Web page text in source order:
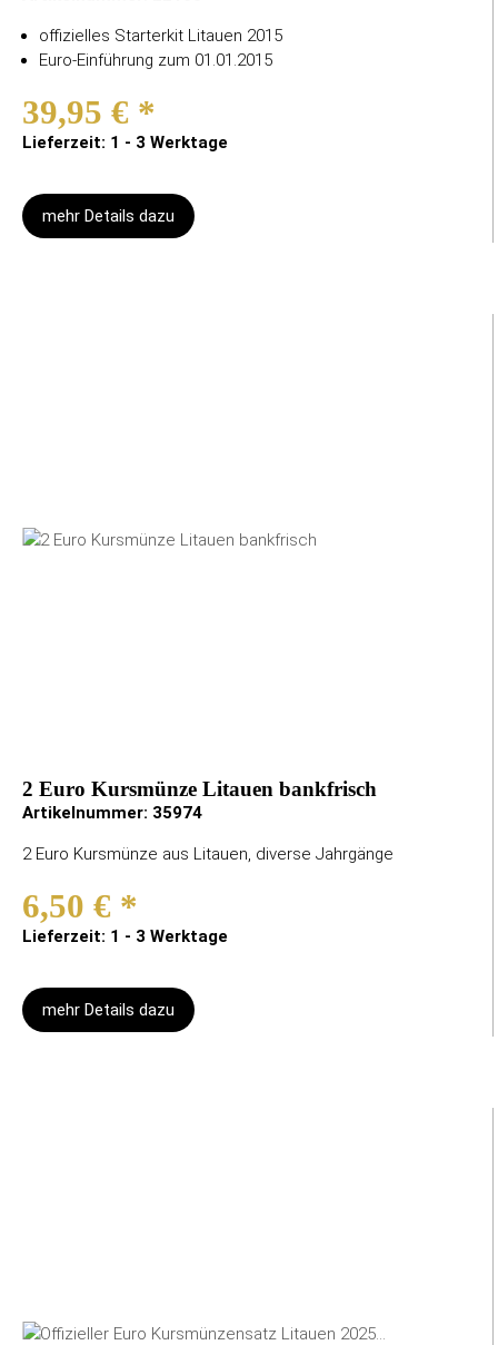
offizielles Starterkit Litauen 2015
Euro-Einführung zum 01.01.2015
39,95 € *
Lieferzeit: 1 - 3 Werktage
mehr Details dazu
2 Euro Kursmünze Litauen bankfrisch
Artikelnummer: 35974
2 Euro Kursmünze aus Litauen, diverse Jahrgänge
6,50 € *
Lieferzeit: 1 - 3 Werktage
mehr Details dazu